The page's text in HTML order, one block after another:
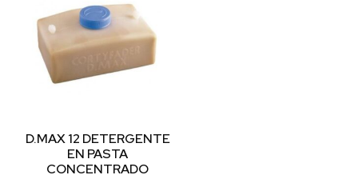
D.MAX 12 DETERGENTE
EN PASTA
CONCENTRADO